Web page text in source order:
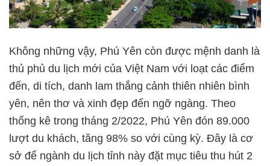
Không những vậy, Phú Yên còn được mệnh danh là
thủ phủ du lịch mới của Việt Nam với loạt các điểm
đến, di tích, danh lam thắng cảnh thiên nhiên bình
yên, nên thơ và xinh đẹp đến ngỡ ngàng. Theo
thống kê trong tháng 2/2022, Phú Yên đón 89.000
lượt du khách, tăng 98% so với cùng kỳ. Đây là cơ
sở để ngành du lịch tỉnh này đặt mục tiêu thu hút 2